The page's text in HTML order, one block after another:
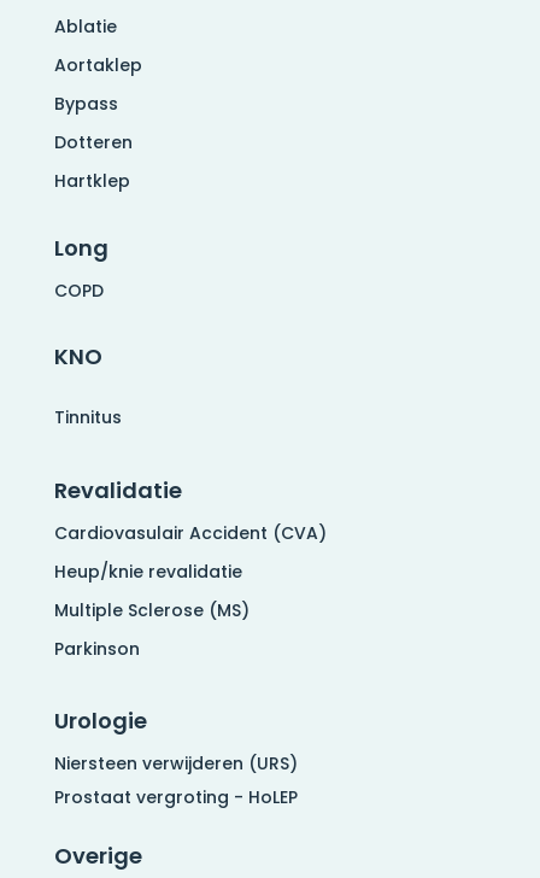
Ablatie
Aortaklep
Bypass
Dotteren
Hartklep
Long
COPD
KNO
Tinnitus
Revalidatie
Cardiovasulair Accident (CVA)
Heup/knie revalidatie
Multiple Sclerose (MS)
Parkinson
Urologie
Niersteen verwijderen (URS)
Prostaat vergroting - HoLEP
Overige